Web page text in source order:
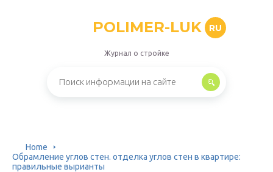
POLIMER-LUK RU
Журнал о стройке
Home
Обрамление углов стен. отделка углов стен в квартире:
правильные вырианты